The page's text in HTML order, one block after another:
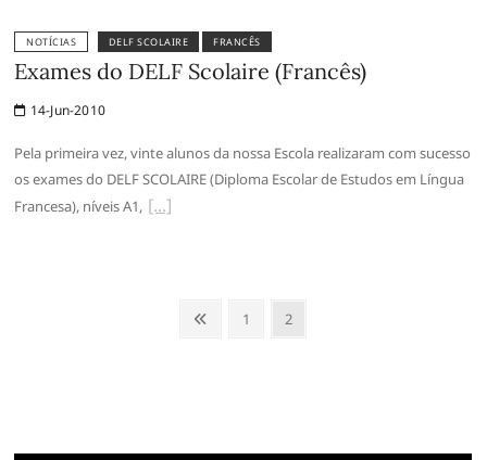
NOTÍCIAS DELF SCOLAIRE FRANCÊS
Exames do DELF Scolaire (Francês)
14-Jun-2010
Pela primeira vez, vinte alunos da nossa Escola realizaram com sucesso
os exames do DELF SCOLAIRE (Diploma Escolar de Estudos em Língua
Francesa), níveis A1,
AnteriorPage
1 Page
2